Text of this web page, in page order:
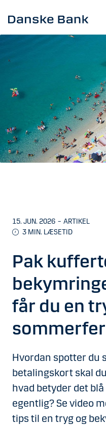
15. JUN. 2026 – ARTIKEL
3 MIN. LÆSETID
Pak
får du en
Hvordan spotter du
betalingskort skal
hvad betyder det
egentlig? Se video
tips til en tryg og